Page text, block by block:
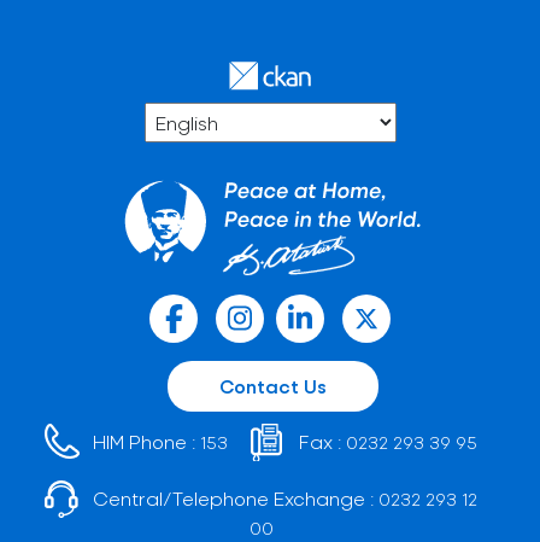
Contact Us
HIM Phone : 153 Fax : 0232 293 39 95
Central/Telephone Exchange : 0232 293 12
00